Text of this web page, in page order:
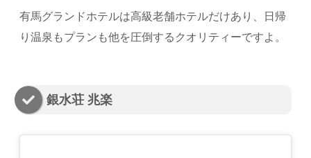
有馬グランドホテルは高級老舗ホテルだけあり、日帰
り温泉もプランも他を圧倒するクオリティーですよ。
銀水荘 兆楽